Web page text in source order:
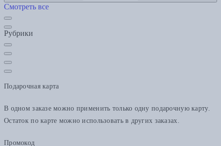
Смотреть все
Рубрики
Подарочная карта
В одном заказе можно применить только одну подарочную карту.
Остаток по карте можно использовать в других заказах.
Промокод